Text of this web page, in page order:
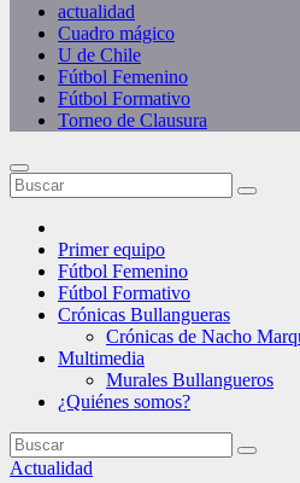
actualidad
Cuadro mágico
U de Chile
Fútbol Femenino
Fútbol Formativo
Torneo de Clausura
Primer equipo
Fútbol Femenino
Fútbol Formativo
Crónicas Bullangueras
Crónicas de Nacho
Multimedia
Murales Bullangueros
¿Quiénes somos?
Actualidad